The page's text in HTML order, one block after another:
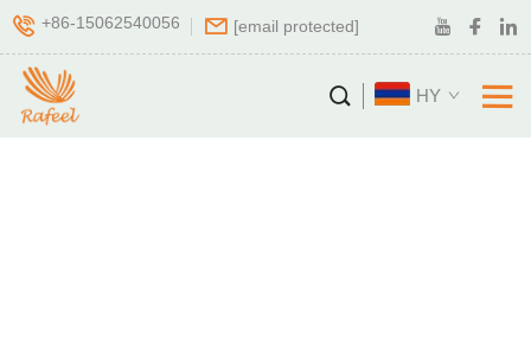
+86-15062540056 [email protected]
HY